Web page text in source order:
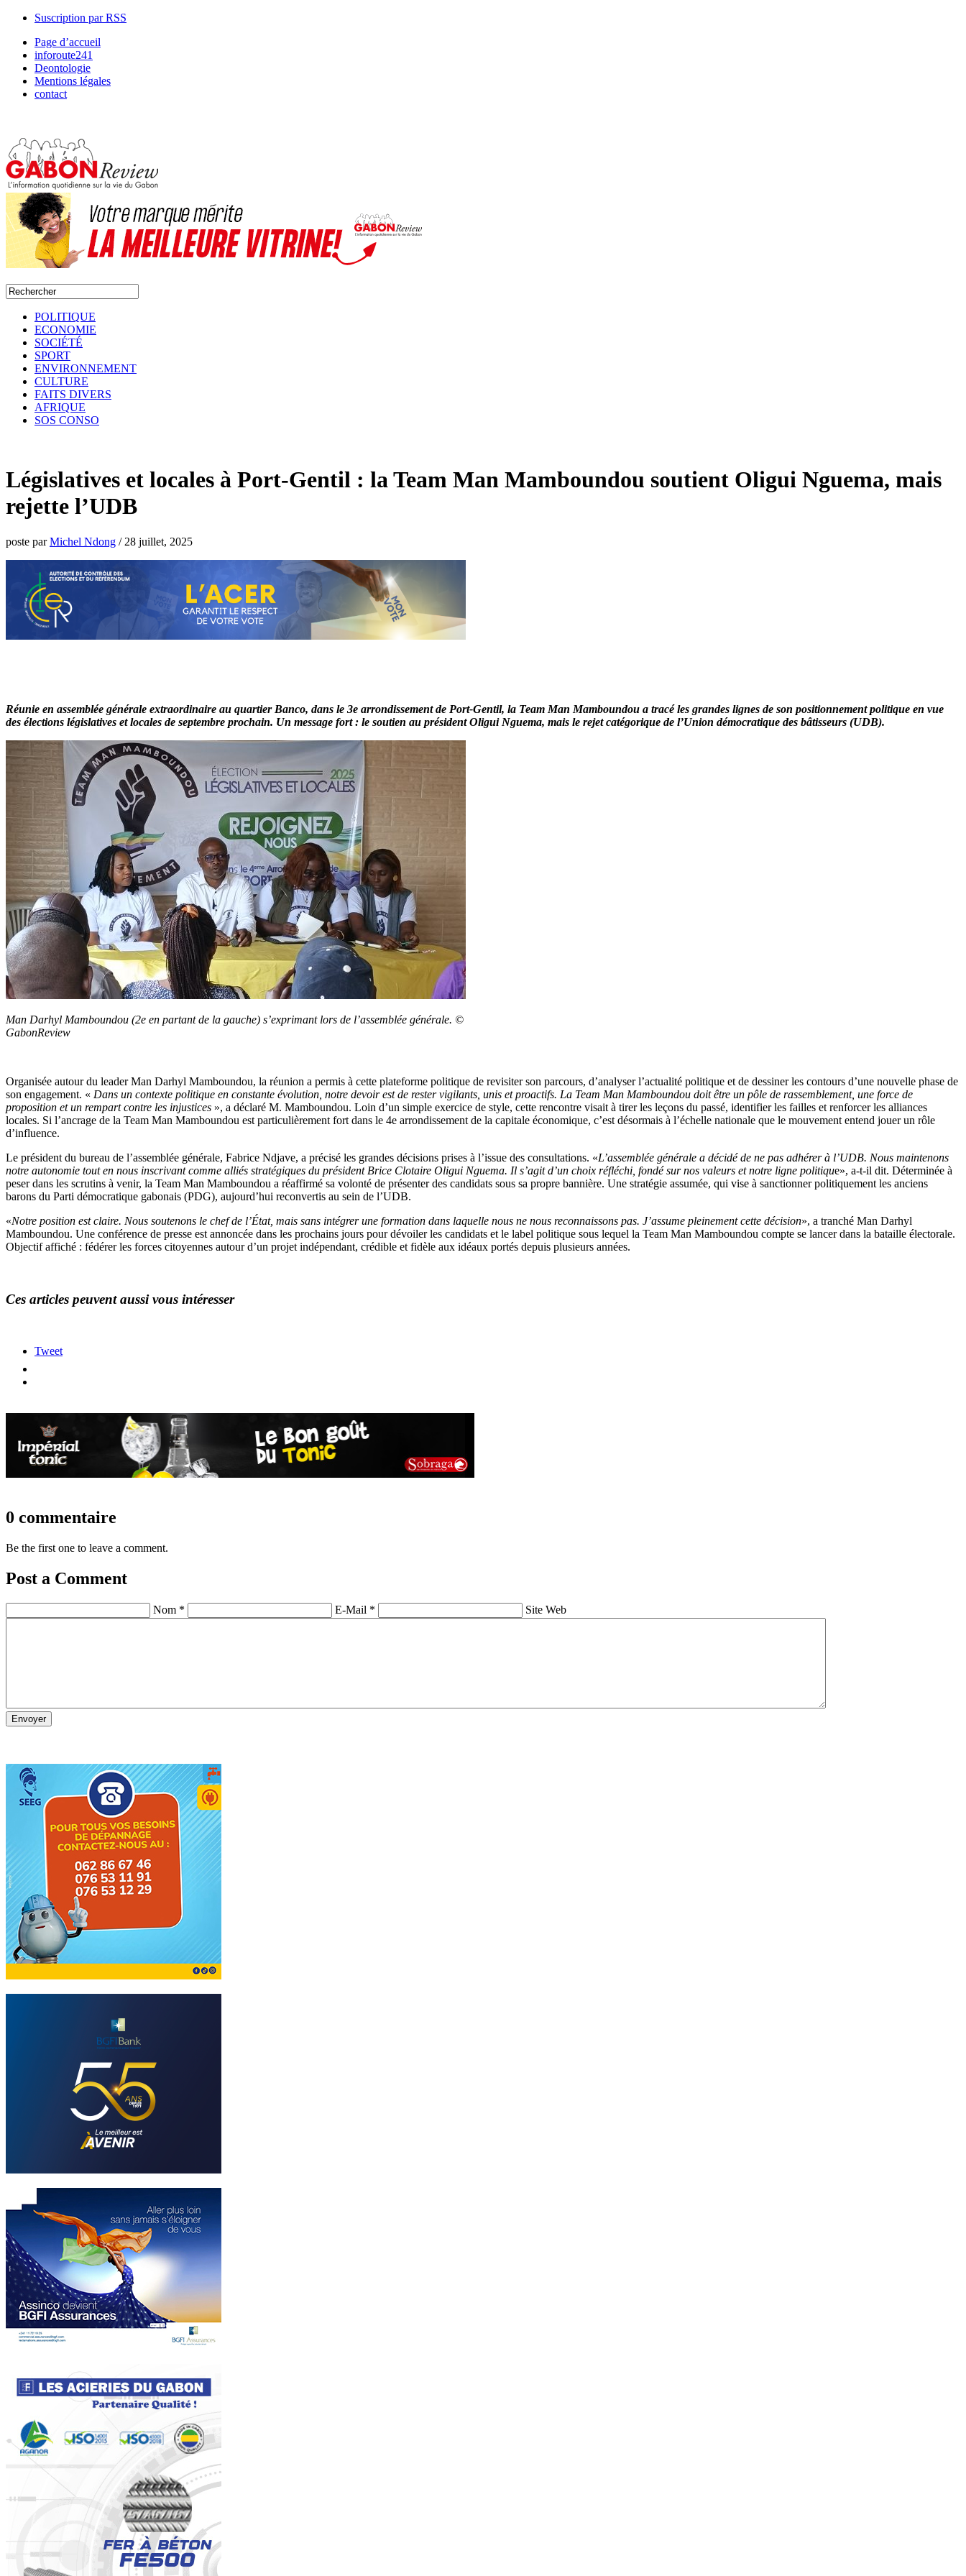
Suscription par RSS
Page d’accueil
inforoute241
Deontologie
Mentions légales
contact
POLITIQUE
ECONOMIE
SOCIÉTÉ
SPORT
ENVIRONNEMENT
CULTURE
FAITS DIVERS
AFRIQUE
SOS CONSO
Législatives et locales à Port-Gentil : la Team Man Mamboundou soutient Oligui Nguema, mais
rejette l’UDB
poste parMichel Ndong / 28 juillet, 2025
Réunie en assemblée générale extraordinaire au quartier Banco, dans le 3e arrondissement de Port-Gentil, la Team Man Mamboundou a tracé les grandes lignes de son positionnement politique en vue
des élections législatives et locales de septembre prochain. Un message fort : le soutien au président Oligui Nguema, mais le rejet catégorique de l’Union démocratique des bâtisseurs (UDB).
Man Darhyl Mamboundou (2e en partant de la gauche) s’exprimant lors de l’assemblée générale. ©
GabonReview
Organisée autour du leader Man Darhyl Mamboundou, la réunion a permis à cette plateforme politique de revisiter son parcours, d’analyser l’actualité politique et de dessiner les contours d’une nouvelle phase de
son engagement. « Dans un contexte politique en constante évolution, notre devoir est de rester vigilants, unis et proactifs. La Team Man Mamboundou doit être un pôle de rassemblement, une force de
proposition et un rempart contre les injustices », a déclaré M. Mamboundou. Loin d’un simple exercice de style, cette rencontre visait à tirer les leçons du passé, identifier les failles et renforcer les alliances
locales. Si l’ancrage de la Team Man Mamboundou est particulièrement fort dans le 4e arrondissement de la capitale économique, c’est désormais à l’échelle nationale que le mouvement entend jouer un rôle
d’influence.
Le président du bureau de l’assemblée générale, Fabrice Ndjave, a précisé les grandes décisions prises à l’issue des consultations. «L’assemblée générale a décidé de ne pas adhérer à l’UDB. Nous maintenons
notre autonomie tout en nous inscrivant comme alliés stratégiques du président Brice Clotaire Oligui Nguema. Il s’agit d’un choix réfléchi, fondé sur nos valeurs et notre ligne politique», a-t-il dit. Déterminée à
peser dans les scrutins à venir, la Team Man Mamboundou a réaffirmé sa volonté de présenter des candidats sous sa propre bannière. Une stratégie assumée, qui vise à sanctionner politiquement les anciens
barons du Parti démocratique gabonais (PDG), aujourd’hui reconvertis au sein de l’UDB.
«Notre position est claire. Nous soutenons le chef de l’État, mais sans intégrer une formation dans laquelle nous ne nous reconnaissons pas. J’assume pleinement cette décision», a tranché Man Darhyl
Mamboundou. Une conférence de presse est annoncée dans les prochains jours pour dévoiler les candidats et le label politique sous lequel la Team Man Mamboundou compte se lancer dans la bataille électorale.
Objectif affiché : fédérer les forces citoyennes autour d’un projet indépendant, crédible et fidèle aux idéaux portés depuis plusieurs années.
Ces articles peuvent aussi vous intéresser
Tweet
0 commentaire
Be the first one to leave a comment.
Post a Comment
Nom * E-Mail * Site Web